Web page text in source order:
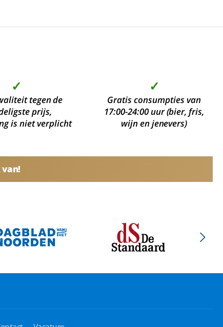
✓
tegen de
prijs,
is niet verplicht
✓
Gratis consumpties van
17:00-24:00 uur (bier, fris,
wijn en jenevers)